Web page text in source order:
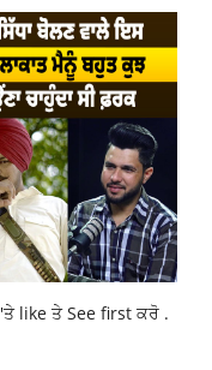
'ਤੇ like ਤੇ See first ਕਰੋ .